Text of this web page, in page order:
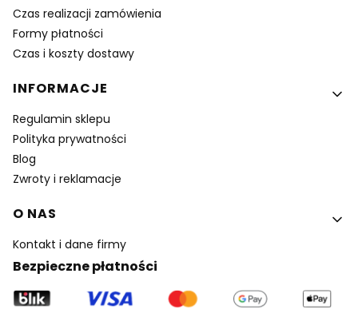
Czas realizacji zamówienia
Formy płatności
Czas i koszty dostawy
INFORMACJE
Regulamin sklepu
Polityka prywatności
Blog
Zwroty i reklamacje
O NAS
Kontakt i dane firmy
Bezpieczne płatności